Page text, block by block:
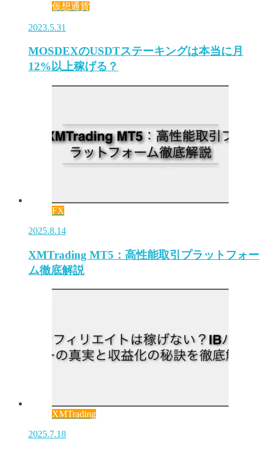
仮想通貨
2023.5.31
MOSDEXのUSDTステーキングは本当に月
12%以上稼げる？
FX
2025.8.14
XMTrading MT5：高性能取引プラットフォー
ム徹底解説
XMTrading
2025.7.18